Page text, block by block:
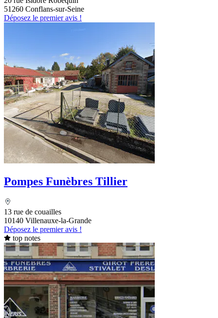
51260 Conflans-sur-Seine
Déposez le premier avis !
Pompes Funèbres Tillier
13 rue de couailles
10140 Villenauxe-la-Grande
Déposez le premier avis !
top notes